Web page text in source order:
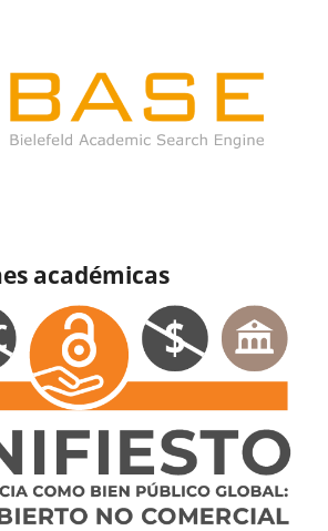
académicas